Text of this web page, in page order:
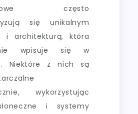
często
się unikalnym
i architekturą, która
wpisuje się w
Niektóre z nich są
wykorzystując
i systemy